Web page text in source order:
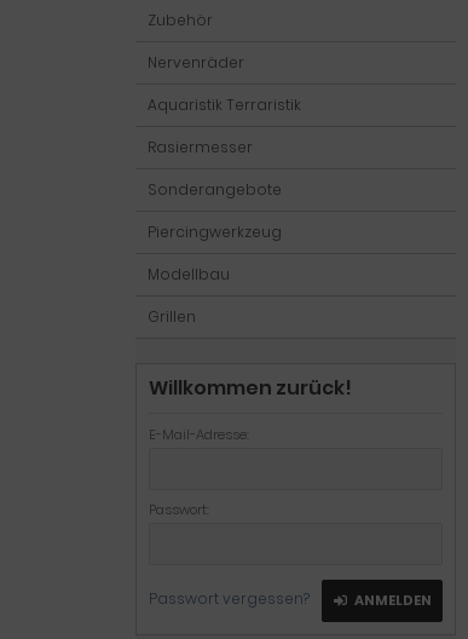
Zubehör
Nervenräder
Aquaristik Terraristik
Rasiermesser
Sonderangebote
Piercingwerkzeug
Modellbau
Grillen
Willkommen zurück!
E-Mail-Adresse:
Passwort:
Passwort vergessen? ANMELDEN